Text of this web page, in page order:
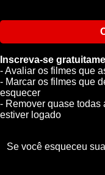
Inscreva-se
- Avaliar os filmes que
- Marcar os filmes que
esquecer
- Remover quase todas
estiver logado
Se você esqueceu